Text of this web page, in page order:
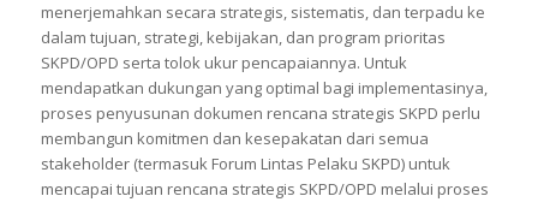
menerjemahkan secara strategis, sistematis, dan terpadu ke
dalam tujuan, strategi, kebijakan, dan program prioritas
SKPD/OPD serta tolok ukur pencapaiannya. Untuk
mendapatkan dukungan yang optimal bagi implementasinya,
proses penyusunan dokumen rencana strategis SKPD perlu
membangun komitmen dan kesepakatan dari semua
stakeholder (termasuk Forum Lintas Pelaku SKPD) untuk
mencapai tujuan rencana strategis SKPD/OPD melalui proses